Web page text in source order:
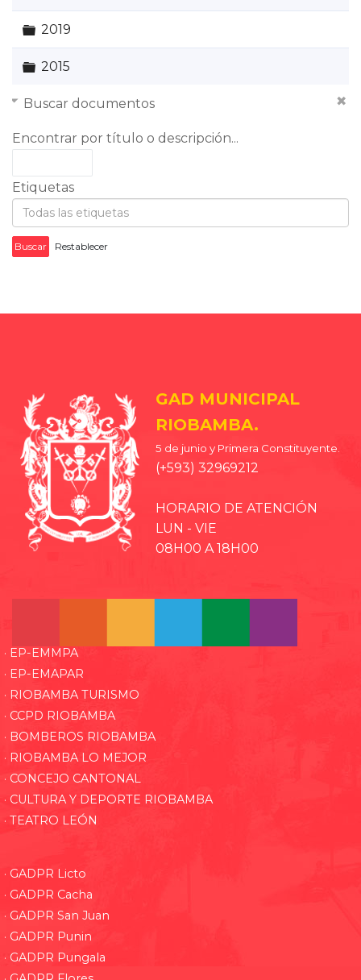
Carpeta
2019
Carpeta
2015
Buscar documentos
Encontrar por título o descripción...
Etiquetas
Buscar Restablecer
GAD MUNICIPAL
RIOBAMBA.
5 de junio y Primera Constituyente.
(+593) 32969212
HORARIO DE ATENCIÓN
LUN - VIE
08H00 A 18H00
· EP-EMMPA
· EP-EMAPAR
· RIOBAMBA TURISMO
· CCPD RIOBAMBA
· BOMBEROS RIOBAMBA
· RIOBAMBA LO MEJOR
· CONCEJO CANTONAL
· CULTURA Y DEPORTE RIOBAMBA
· TEATRO LEÓN
· GADPR Licto
· GADPR Cacha
· GADPR San Juan
· GADPR Punin
· GADPR Pungala